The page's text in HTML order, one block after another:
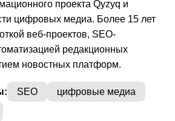
проекта Qyzyq и
цифровых медиа. Более 15 лет
веб-проектов, SEO-
редакционных
новостных платформ.
SEO
цифровые медиа